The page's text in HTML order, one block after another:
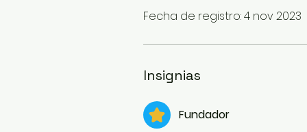
Fecha de registro: 4 nov 2023
Insignias
Fundador